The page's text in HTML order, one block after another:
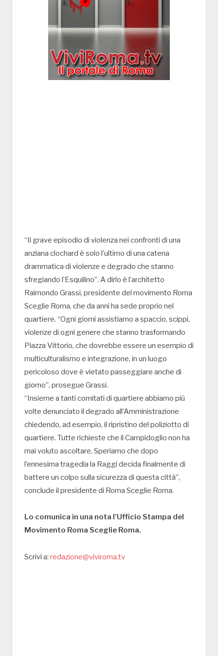
“Il grave episodio di violenza nei confronti di una
anziana clochard è solo l’ultimo di una catena
drammatica di violenze e degrado che stanno
sfregiando l’Esquilino”. A dirlo è l’architetto
Raimondo Grassi, presidente del movimento Roma
Sceglie Roma, che da anni ha sede proprio nel
quartiere. “Ogni giorni assistiamo a spaccio, scippi,
violenze di ogni genere che stanno trasformando
Piazza Vittorio, che dovrebbe essere un esempio di
multiculturalismo e integrazione, in un luogo
pericoloso dove è vietato passeggiare anche di
giorno”, prosegue Grassi.
“Insieme a tanti comitati di quartiere abbiamo più
volte denunciato il degrado all’Amministrazione
chiedendo, ad esempio, il ripristino del poliziotto di
quartiere. Tutte richieste che il Campidoglio non ha
mai voluto ascoltare. Speriamo che dopo
l’ennesima tragedia la Raggi decida finalmente di
battere un colpo sulla sicurezza di questa città”,
conclude il presidente di Roma Sceglie Roma.
Lo comunica in una nota l’Ufficio Stampa del
Movimento Roma Sceglie Roma.
Scrivi a: redazione@viviroma.tv